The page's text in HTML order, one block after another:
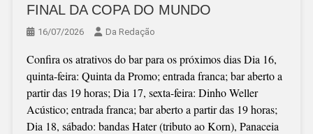
FINAL DA COPA DO MUNDO
16/07/2026 Da Redação
Confira os atrativos do bar para os próximos dias Dia 16,
quinta-feira: Quinta da Promo; entrada franca; bar aberto a
partir das 19 horas; Dia 17, sexta-feira: Dinho Weller
Acústico; entrada franca; bar aberto a partir das 19 horas;
Dia 18, sábado: bandas Hater (tributo ao Korn), Panaceia